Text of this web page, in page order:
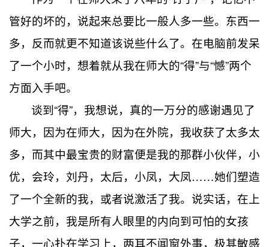
管好的坏的，说起来总要比一般人多一些。东西一
多，反而就更不知道该说些什么了。在电脑前发呆
了一个小时，想着就从我在师大的“得”与“憾”两个
方面入手吧。
谈到“得”，我想说，真的一万分的感谢遇见了
师大，因为在师大，因为在外院，我收获了太多太
多，而其中最宝贵的财富便是我的那群小伙伴，小
优，会玲，刘丹，太后，小凤，大凤……她们塑造
了一个全新的我，或者说激活了我。说实话，在上
大学之前，我是所有人眼里的内向到可怕的女孩
子，一心扑在学习上，两耳不闻窗外事，极其敏感